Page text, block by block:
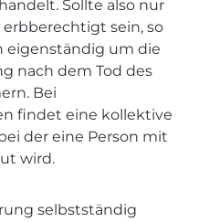
Sollte also nur
sein, so
eigenständig um die
nach dem Tod des
Bei
findet eine kollektive
der eine Person mit
wird.
selbstständig